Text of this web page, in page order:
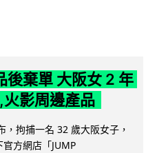
後棄單 大阪女 2 年
影周邊產品
，拘捕一名 32 歲大阪女子，
方網店「JUMP